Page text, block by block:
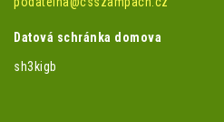
Datová schránka domova
sh3kigb